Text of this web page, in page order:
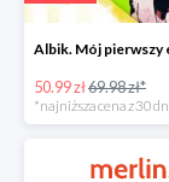
50.99 zł69.98 zł*